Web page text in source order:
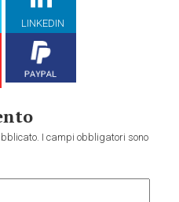
LINKEDIN
I campi obbligatori sono